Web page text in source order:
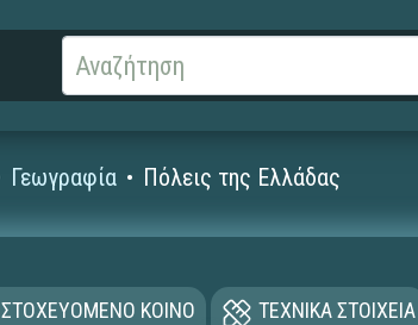
Γεωγραφία Πόλεις της Ελλάδας
ΣΤΟΧΕΥΟΜΕΝΟ ΚΟΙΝΟ ΤΕΧΝΙΚΑ ΣΤΟΙΧΕΙΑ